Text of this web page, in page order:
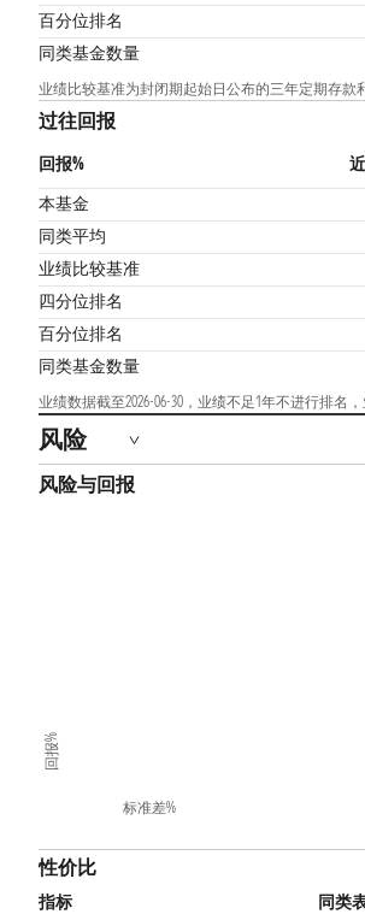
百分位排名
同类基金数量
业绩比较基准为封闭期起始日公布的三年定期存款利
过往回报
回报%
本基金
同类平均
业绩比较基准
四分位排名
百分位排名
同类基金数量
业绩数据截至2026-06-30，业绩不足1年不进行排名
风险
风险与回报
标准差%
回报%
性价比
指标 同类